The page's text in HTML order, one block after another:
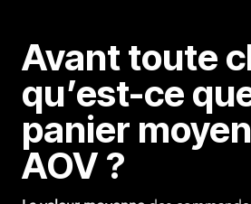
Avant toute
qu’est-ce
panier
AOV ?